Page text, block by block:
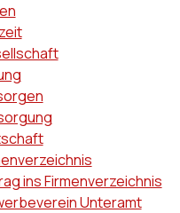
ins Firmenverzeichnis
Unteramt